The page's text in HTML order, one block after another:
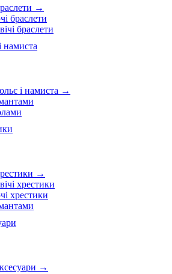
→
браслети
браслети
намиста
і намиста →
→
хрестики
хрестики
→